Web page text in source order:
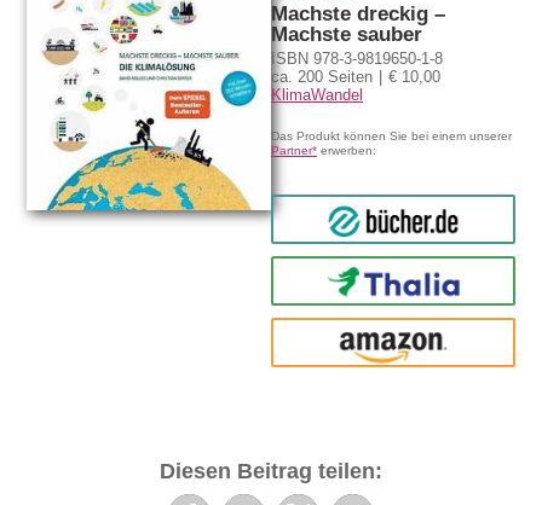
Machste dreckig –
Machste sauber
ISBN 978-3-9819650-1-8
ca. 200 Seiten
€ 10,00
KlimaWandel
Das Produkt können Sie bei einem unserer
Partner* erwerben:
bücher.de
Thalia
amazon
Diesen Beitrag teilen: